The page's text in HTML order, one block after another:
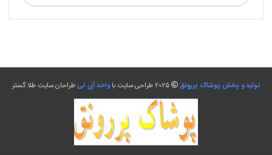
تولید و پخش پوشاک پررونق 2025 طراحی سایت با واحد آی تیطراحان سایت طلا گستر